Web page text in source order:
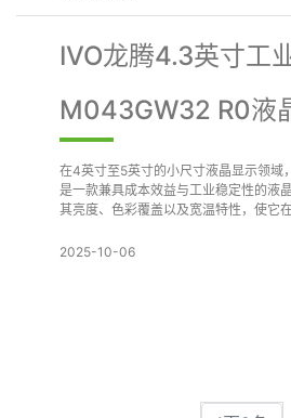
IVO龙腾4.3英寸工
M043GW32 R0液
在4英寸至5英寸的小尺寸液晶显示领
是一款兼具成本效益与工业稳定性的液
其亮度、色彩覆盖以及宽温特性，使它
2025-10-06